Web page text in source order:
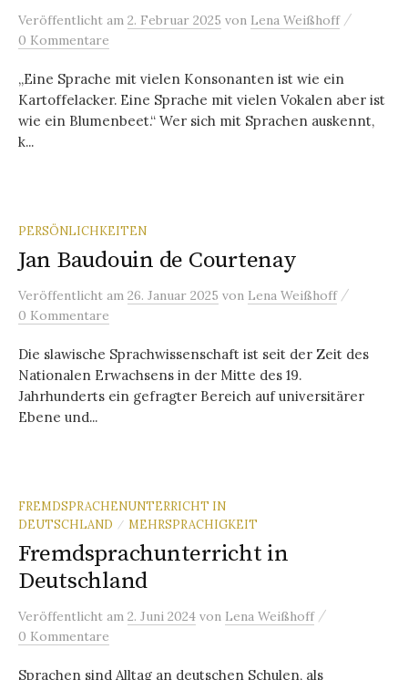
Veröffentlicht am 2. Februar 2025 von Lena Weißhoff /
0 Kommentare
„Eine Sprache mit vielen Konsonanten ist wie ein
Kartoffelacker. Eine Sprache mit vielen Vokalen aber ist
wie ein Blumenbeet.“ Wer sich mit Sprachen auskennt,
k...
PERSÖNLICHKEITEN
Jan Baudouin de Courtenay
Veröffentlicht am 26. Januar 2025 von Lena Weißhoff /
0 Kommentare
Die slawische Sprachwissenschaft ist seit der Zeit des
Nationalen Erwachsens in der Mitte des 19.
Jahrhunderts ein gefragter Bereich auf universitärer
Ebene und...
FREMDSPRACHENUNTERRICHT IN
DEUTSCHLAND
/ MEHRSPRACHIGKEIT
Fremdsprachunterricht in
Deutschland
Veröffentlicht am 2. Juni 2024 von Lena Weißhoff /
0 Kommentare
Sprachen sind Alltag an deutschen Schulen, als